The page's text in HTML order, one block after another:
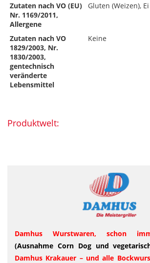
Zutaten nach VO (EU)
Nr. 1169/2011,
Allergene
Gluten (Weizen), Ei
Zutaten nach VO
1829/2003, Nr.
1830/2003,
gentechnisch
veränderte
Lebensmittel
Keine
Produktwelt:
Damhus Wurstwaren, schon
(Ausnahme Corn Dog und
Damhus Krakauer – und alle